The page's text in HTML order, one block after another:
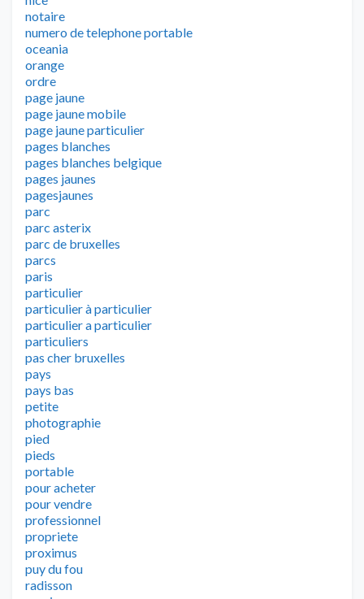
notaire
numero de telephone portable
oceania
orange
ordre
page jaune
page jaune mobile
page jaune particulier
pages blanches
pages blanches belgique
pages jaunes
pagesjaunes
parc
parc asterix
parc de bruxelles
parcs
paris
particulier
particulier à particulier
particulier a particulier
particuliers
pas cher bruxelles
pays
pays bas
petite
photographie
pied
pieds
portable
pour acheter
pour vendre
professionnel
propriete
proximus
puy du fou
radisson